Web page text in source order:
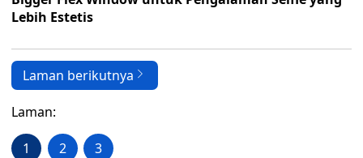
Lebih Estetis
Laman berikutnya
Laman:
1 2 3